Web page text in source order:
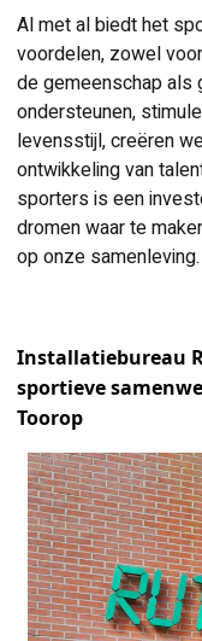
Al met al biedt het
voordelen, zowel
de gemeenschap
ondersteunen,
levensstijl, creëren
ontwikkeling van
sporters is een
dromen waar te
op onze samenleving.
Installatiebureau
sportieve
Toorop